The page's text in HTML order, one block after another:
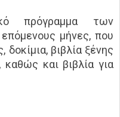
πρόγραμμα των
μήνες, που
δοκίμια, βιβλία ξένης
καθώς και βιβλία για